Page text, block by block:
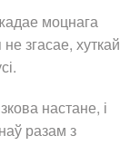
моцнага
згасае, хуткай
настане, і
разам з